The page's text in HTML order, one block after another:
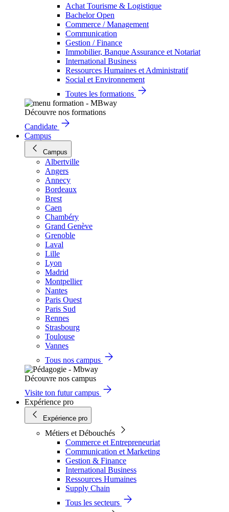
Achat Tourisme & Logistique
Bachelor Open
Commerce / Management
Communication
Gestion / Finance
Immobilier, Banque Assurance et Notariat
International Business
Ressources Humaines et Administratif
Social et Environnement
Toutes les formations
Découvre nos formations
Candidate
Campus
Campus
Albertville
Angers
Annecy
Bordeaux
Brest
Caen
Chambéry
Grand Genève
Grenoble
Laval
Lille
Lyon
Madrid
Montpellier
Nantes
Paris Ouest
Paris Sud
Rennes
Strasbourg
Toulouse
Vannes
Tous nos campus
Découvre nos campus
Visite ton futur campus
Expérience pro
Expérience pro
Métiers et Débouchés
Commerce et Entrepreneuriat
Communication et Marketing
Gestion & Finance
International Business
Ressources Humaines
Supply Chain
Tous les secteurs